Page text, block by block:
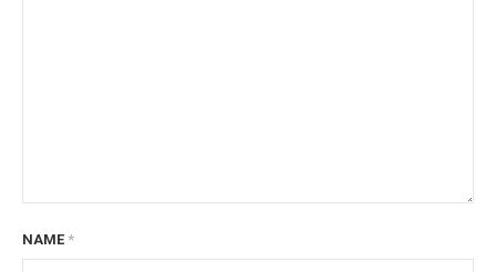
NAME *